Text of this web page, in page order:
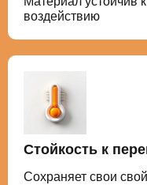
воздействию
Стойкость к
Сохраняет свои